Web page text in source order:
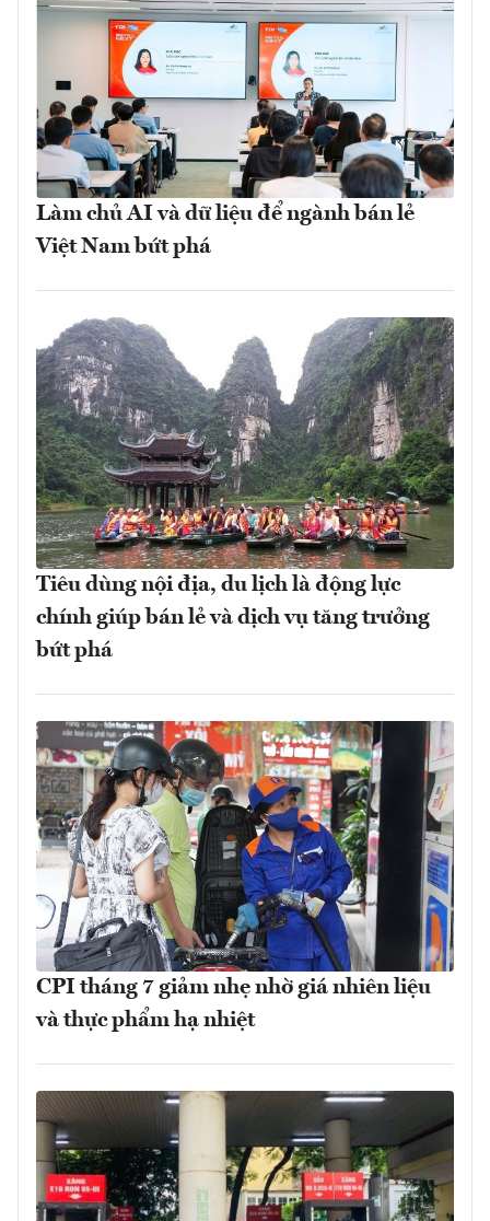
Làm chủ AI và dữ liệu để ngành bán lẻ
Việt Nam bứt phá
Tiêu dùng nội địa, du lịch là động lực
chính giúp bán lẻ và dịch vụ tăng trưởng
bứt phá
CPI tháng 7 giảm nhẹ nhờ giá nhiên liệu
và thực phẩm hạ nhiệt